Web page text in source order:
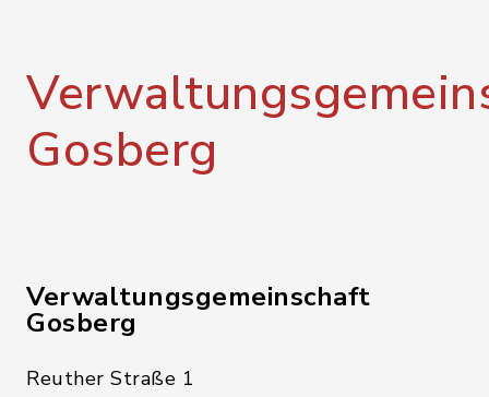
Gosberg
Verwaltungsgemeinschaft
Gosberg
Reuther Straße 1